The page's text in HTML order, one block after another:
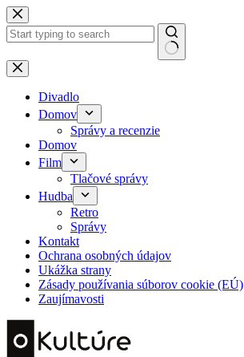
Skip
to
content
No
results
Divadlo
Domov
Správy a recenzie
Domov
Film
Tlačové správy
Hudba
Retro
Správy
Kontakt
Ochrana osobných údajov
Ukážka strany
Zásady používania súborov cookie (EÚ)
Zaujímavosti